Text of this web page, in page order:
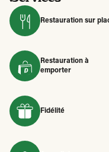
Restauration sur
Restauration à
emporter
Fidélité